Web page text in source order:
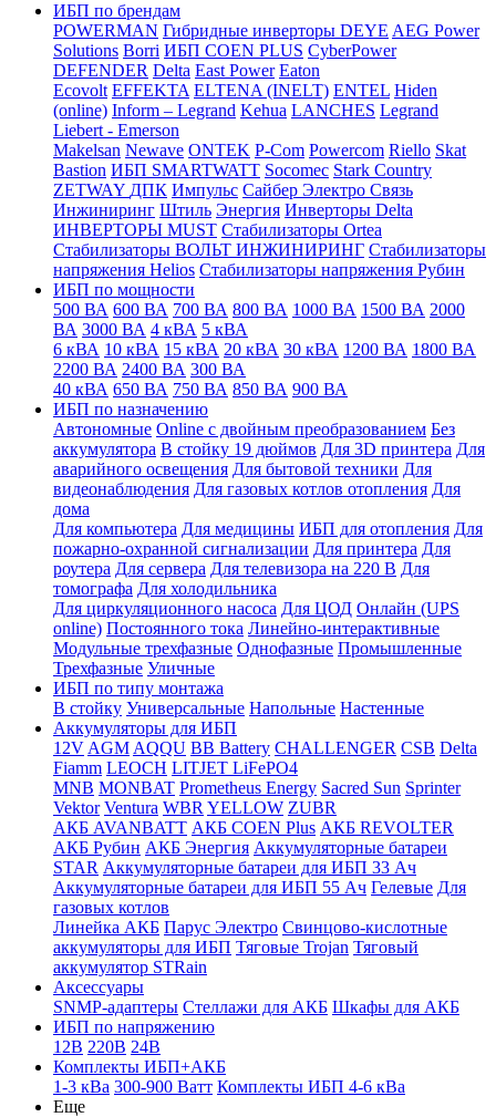
ИБП по брендам
POWERMAN Гибридные инверторы DEYE AEG Power
Solutions Borri ИБП COEN PLUS CyberPower
DEFENDER Delta East Power Eaton
Ecovolt EFFEKTA ELTENA (INELT) ENTEL Hiden
(online) Inform – Legrand Kehua LANCHES Legrand
Liebert - Emerson
Makelsan Newave ONTEK P-Com Powercom Riello Skat
Bastion ИБП SMARTWATT Socomec Stark Country
ZETWAY ДПК Импульс Сайбер Электро Связь
Инжиниринг Штиль Энергия Инверторы Delta
ИНВЕРТОРЫ MUST Стабилизаторы Ortea
Стабилизаторы ВОЛЬТ ИНЖИНИРИНГ Стабилизаторы
напряжения Helios Стабилизаторы напряжения Рубин
ИБП по мощности
500 ВА 600 ВА 700 ВА 800 ВА 1000 ВА 1500 ВА 2000
ВА 3000 ВА 4 кВА 5 кВА
6 кВА 10 кВА 15 кВА 20 кВА 30 кВА 1200 ВА 1800 ВА
2200 ВА 2400 ВА 300 ВА
40 кВА 650 ВА 750 ВА 850 ВА 900 ВА
ИБП по назначению
Автономные Online с двойным преобразованием Без
аккумулятора В стойку 19 дюймов Для 3D принтера Для
аварийного освещения Для бытовой техники Для
видеонаблюдения Для газовых котлов отопления Для
дома
Для компьютера Для медицины ИБП для отопления Для
пожарно-охранной сигнализации Для принтера Для
роутера Для сервера Для телевизора на 220 В Для
томографа Для холодильника
Для циркуляционного насоса Для ЦОД Онлайн (UPS
online) Постоянного тока Линейно-интерактивные
Модульные трехфазные Однофазные Промышленные
Трехфазные Уличные
ИБП по типу монтажа
В стойку Универсальные Напольные Настенные
Аккумуляторы для ИБП
12V AGM AQQU BB Battery CHALLENGER CSB Delta
Fiamm LEOCH LITJET LiFePO4
MNB MONBAT Prometheus Energy Sacred Sun Sprinter
Vektor Ventura WBR YELLOW ZUBR
АКБ AVANBATT АКБ COEN Plus АКБ REVOLTER
АКБ Рубин АКБ Энергия Аккумуляторные батареи
STAR Аккумуляторные батареи для ИБП 33 Ач
Аккумуляторные батареи для ИБП 55 Ач Гелевые Для
газовых котлов
Линейка АКБ Парус Электро Свинцово-кислотные
аккумуляторы для ИБП Тяговые Trojan Тяговый
аккумулятор STRain
Аксессуары
SNMP-адаптеры Стеллажи для АКБ Шкафы для АКБ
ИБП по напряжению
12В 220В 24В
Комплекты ИБП+АКБ
1-3 кВа 300-900 Ватт Комплекты ИБП 4-6 кВа
Еще